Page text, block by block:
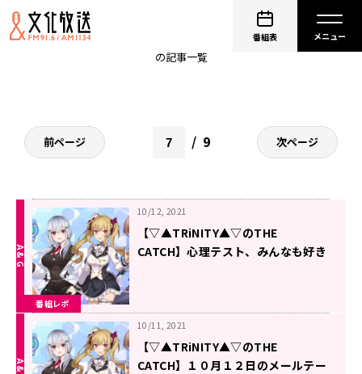
番組表
の記事一覧
前ページ 9 次ページ
番組レポ
10/12, 2021
【▽▲TRiNITY▲▽のTHE
CATCH】心理テスト、みんなも好き
10/11, 2021
【▽▲TRiNITY▲▽のTHE
CATCH】１０月１２日のメールテー